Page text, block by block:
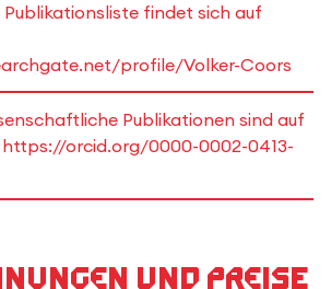
findet sich auf
profile/Volker-Coors
Publikationen sind auf
orcid.org/0000-0002-0413-
und Preise